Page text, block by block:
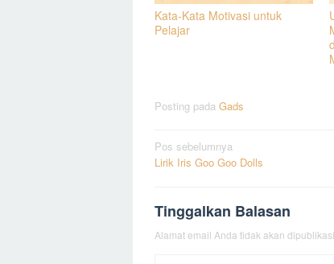
Kata-Kata Motivasi untuk
Pelajar
Posting pada Gads
Navigasi
pos
Pos sebelumnya
Lirik Iris Goo Goo Dolls
Tinggalkan Balasan
Alamat email Anda tidak akan